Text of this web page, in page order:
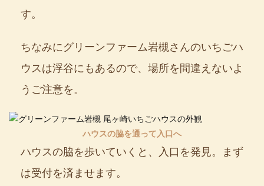
す。
ちなみにグリーンファーム岩槻さんのいちごハ
ウスは浮谷にもあるので、場所を間違えないよ
うご注意を。
ハウスの脇を通って入口へ
ハウスの脇を歩いていくと、入口を発見。まず
は受付を済ませます。